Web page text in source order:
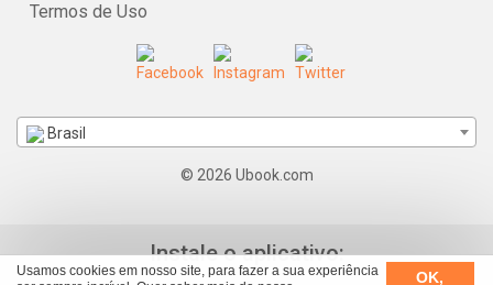
Usamos cookies em nosso site, para fazer a sua experiência
OK,
Termos de Uso
Brasil
© 2026 Ubook.com
Instale o aplicativo: